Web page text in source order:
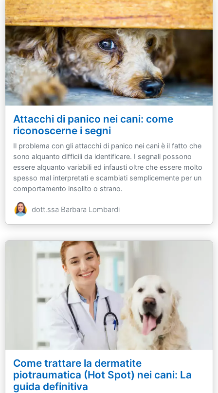
Attacchi di panico nei cani: come
riconoscerne i segni
Il problema con gli attacchi di panico nei cani è il fatto che
sono alquanto difficili da identificare. I segnali possono
essere alquanto variabili ed infausti oltre che essere molto
spesso mal interpretati e scambiati semplicemente per un
comportamento insolito o strano.
dott.ssa Barbara Lombardi
Come trattare la dermatite
piotraumatica (Hot Spot) nei cani: La
guida definitiva